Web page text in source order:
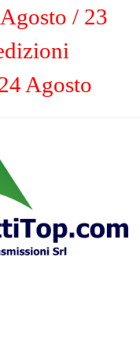
/ 23
Agosto